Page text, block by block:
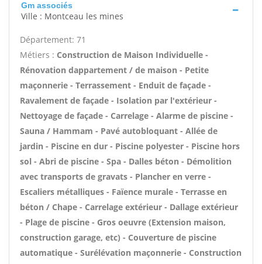
Gm associés
Ville : Montceau les mines
Département: 71
Métiers : Construction de Maison Individuelle -
Rénovation dappartement / de maison - Petite
maçonnerie - Terrassement - Enduit de façade -
Ravalement de façade - Isolation par l'extérieur -
Nettoyage de façade - Carrelage - Alarme de piscine -
Sauna / Hammam - Pavé autobloquant - Allée de
jardin - Piscine en dur - Piscine polyester - Piscine hors
sol - Abri de piscine - Spa - Dalles béton - Démolition
avec transports de gravats - Plancher en verre -
Escaliers métalliques - Faïence murale - Terrasse en
béton / Chape - Carrelage extérieur - Dallage extérieur
- Plage de piscine - Gros oeuvre (Extension maison,
construction garage, etc) - Couverture de piscine
automatique - Surélévation maçonnerie - Construction